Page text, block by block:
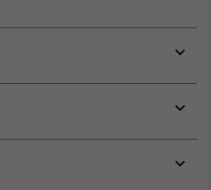
or
or